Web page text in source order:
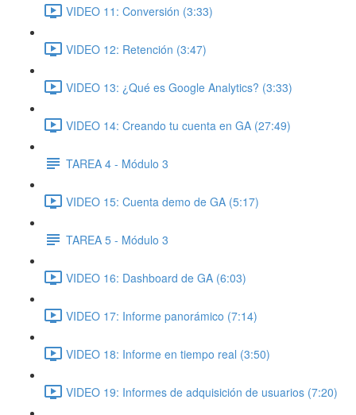
VIDEO 11: Conversión (3:33)
VIDEO 12: Retención (3:47)
VIDEO 13: ¿Qué es Google Analytics? (3:33)
VIDEO 14: Creando tu cuenta en GA (27:49)
TAREA 4 - Módulo 3
VIDEO 15: Cuenta demo de GA (5:17)
TAREA 5 - Módulo 3
VIDEO 16: Dashboard de GA (6:03)
VIDEO 17: Informe panorámico (7:14)
VIDEO 18: Informe en tiempo real (3:50)
VIDEO 19: Informes de adquisición de usuarios (7:20)